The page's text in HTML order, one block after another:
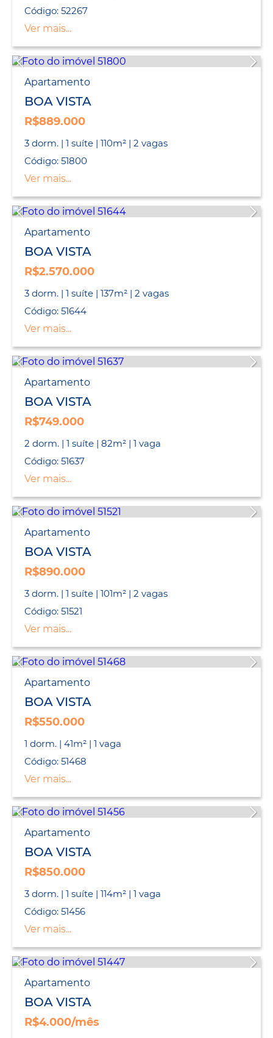
Código: 52267
Ver mais...
Apartamento
BOA VISTA
R$889.000
3 dorm. | 1 suíte | 110m² | 2 vagas
Código: 51800
Ver mais...
Apartamento
BOA VISTA
R$2.570.000
3 dorm. | 1 suíte | 137m² | 2 vagas
Código: 51644
Ver mais...
Apartamento
BOA VISTA
R$749.000
2 dorm. | 1 suíte | 82m² | 1 vaga
Código: 51637
Ver mais...
Apartamento
BOA VISTA
R$890.000
3 dorm. | 1 suíte | 101m² | 2 vagas
Código: 51521
Ver mais...
Apartamento
BOA VISTA
R$550.000
1 dorm. | 41m² | 1 vaga
Código: 51468
Ver mais...
Apartamento
BOA VISTA
R$850.000
3 dorm. | 1 suíte | 114m² | 1 vaga
Código: 51456
Ver mais...
Apartamento
BOA VISTA
R$4.000/mês